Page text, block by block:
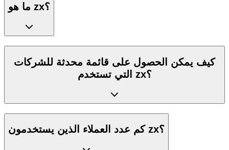
ما هو zx؟
كيف يمكن الحصول على قائمة محدثة للشركات
التي تستخدم zx؟
كم عدد العملاء الذين يستخدمون zx؟